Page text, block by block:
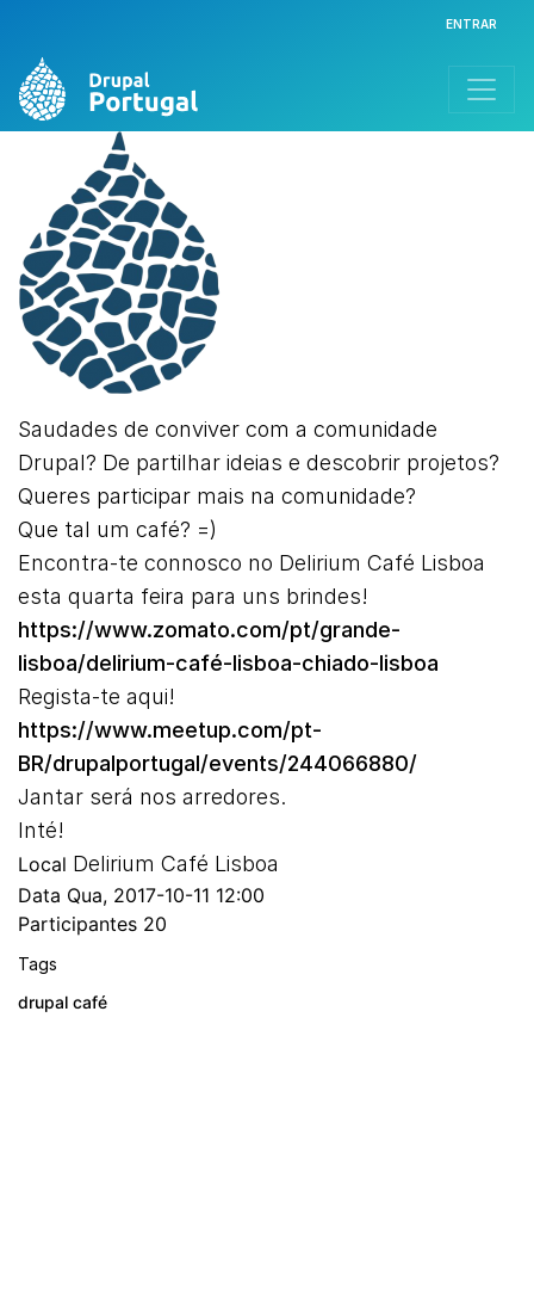
principal
ENTRAR
Saudades de conviver com a comunidade
Drupal? De partilhar ideias e descobrir projetos?
Queres participar mais na comunidade?
Que tal um café? =)
Encontra-te connosco no Delirium Café Lisboa
esta quarta feira para uns brindes!
https://www.zomato.com/pt/grande-
lisboa/delirium-café-lisboa-chiado-lisboa
Regista-te aqui!
https://www.meetup.com/pt-
BR/drupalportugal/events/244066880/
Jantar será nos arredores.
Inté!
Local Delirium Café Lisboa
Data Qua, 2017-10-11 12:00
Participantes 20
Tags
drupal café